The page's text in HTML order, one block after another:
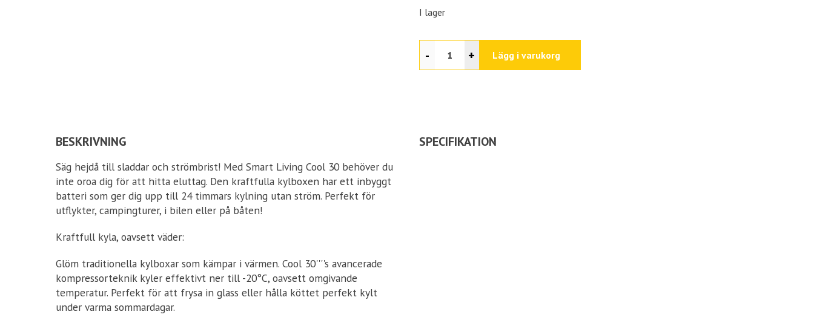
I lager
- + Lägg i varukorg
BESKRIVNING
Säg hejdå till sladdar och strömbrist! Med Smart Living Cool 30 behöver du
inte oroa dig för att hitta eluttag. Den kraftfulla kylboxen har ett inbyggt
batteri som ger dig upp till 24 timmars kylning utan ström. Perfekt för
utflykter, campingturer, i bilen eller på båten!
Kraftfull kyla, oavsett väder:
Glöm traditionella kylboxar som kämpar i värmen. Cool 30''''s avancerade
kompressorteknik kyler effektivt ner till -20°C, oavsett omgivande
temperatur. Perfekt för att frysa in glass eller hålla köttet perfekt kylt
under varma sommardagar.
SPECIFIKATION